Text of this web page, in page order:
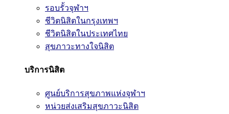
รอบรั้วจุฬาฯ
ชีวิตนิสิตในกรุงเทพฯ
ชีวิตนิสิตในประเทศไทย
สุขภาวะทางใจนิสิต
บริการนิสิต
ศูนย์บริการสุขภาพแห่งจุฬาฯ
หน่วยส่งเสริมสุขภาวะนิสิต